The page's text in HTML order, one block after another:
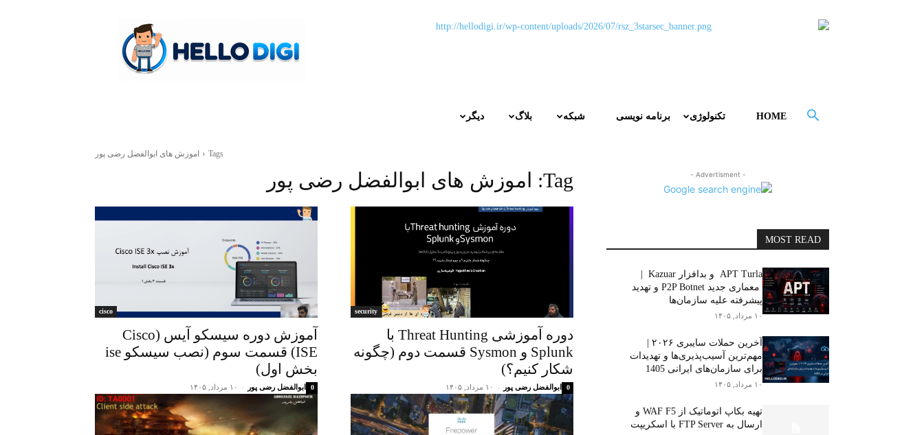
دیگر بلاگ شبکه برنامه نویسی تکنولوژی HOME
Tags اموزش های ابوالفضل رضی پور
Tag: اموزش های ابوالفضل رضی پور
security
دوره آموزشی Threat Hunting با
Splunk و Sysmon قسمت دوم (چگونه
شکار کنیم؟)
ابوالفضل رضی پور - ۱۰ مرداد, ۱۴۰۵ 0
cisco
آموزش دوره سیسکو آیس (Cisco
ISE) قسمت سوم (نصب سیسکو ise
بخش اول)
ابوالفضل رضی پور - ۱۰ مرداد, ۱۴۰۵ 0
- Advertisment -
MOST READ
معماری جدید P2P Botnet و تهدید
پیشرفته علیه سازمان‌ها
۱۰ مرداد, ۱۴۰۵
مهم‌ترین آسیب‌پذیری‌ها و تهدیدات
برای سازمان‌های ایرانی 1405
۱۰ مرداد, ۱۴۰۵
تهیه بکاپ اتوماتیک از WAF F5 و
ارسال به FTP Server با اسکریپت